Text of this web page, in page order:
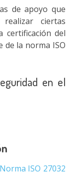
de apoyo que
ciertas
certificación del
de la norma ISO
en el
Norma ISO 27032